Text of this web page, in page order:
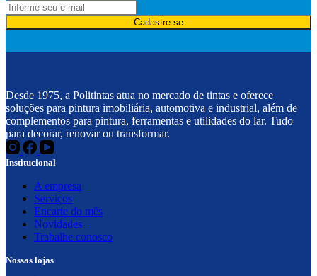
Cadastre-se
Desde 1975, a Politintas atua no mercado de tintas e oferece
soluções para pintura imobiliária, automotiva e industrial, além de
complementos para pintura, ferramentas e utilidades do lar. Tudo
para decorar, renovar ou transformar.
Institucional
A empresa
Serviços
Encarte do mês
Novidades
Trabalhe conosco
Nossas lojas